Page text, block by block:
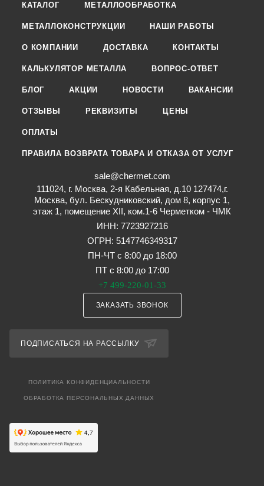
КАТАЛОГ МЕТАЛЛООБРАБОТКА
МЕТАЛЛОКОНСТРУКЦИИ НАШИ РАБОТЫ
О КОМПАНИИ ДОСТАВКА КОНТАКТЫ
КАЛЬКУЛЯТОР МЕТАЛЛА ВОПРОС-ОТВЕТ
БЛОГ АКЦИИ НОВОСТИ ВАКАНСИИ
ОТЗЫВЫ РЕКВИЗИТЫ ЦЕНЫ
ОПЛАТЫ
ПРАВИЛА ВОЗВРАТА ТОВАРА И ОТКАЗА ОТ УСЛУГ
sale@chermet.com
111024, г. Москва, 2-я Кабельная, д.10 127474,г.
Москва, бул. Бескудниковский, дом 8, корпус 1,
этаж 1, помещение XII, ком.1-6 Черметком - ЧМК
ИНН: 7723927216
ОГРН: 5147746349317
ПН-ЧТ с 8:00 до 18:00
ПТ с 8:00 до 17:00
+7 499-220-01-33
ЗАКАЗАТЬ ЗВОНОК
ПОДПИСАТЬСЯ НА РАССЫЛКУ
ПОЛИТИКА КОНФИДЕНЦИАЛЬНОСТИ
ОБРАБОТКА ПЕРСОНАЛЬНЫХ ДАННЫХ